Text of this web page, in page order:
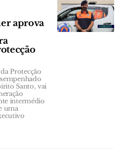
aprova
Protecção
Santo, vai
intermédio
uma